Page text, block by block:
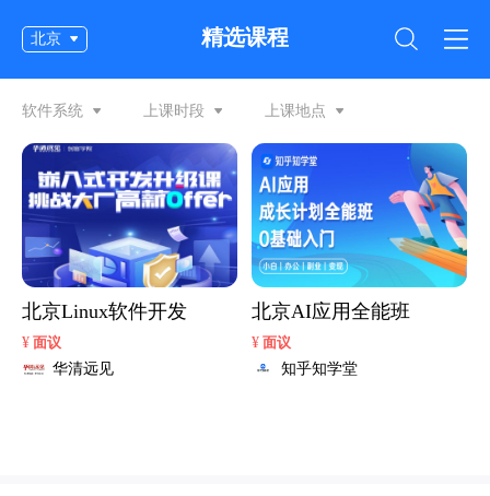
北京 精选课程
软件系统 上课时段 上课地点
北京Linux软件开发
¥ 面议
华清远见
北京AI应用全能班
¥ 面议
知乎知学堂